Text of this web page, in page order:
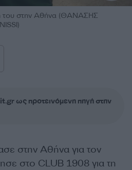
του στην Αθήνα (ΘΑΝΑΣΗΣ
ως προτεινόμενη πηγή στην
στην Αθήνα για τον
στο CLUB 1908 για τη